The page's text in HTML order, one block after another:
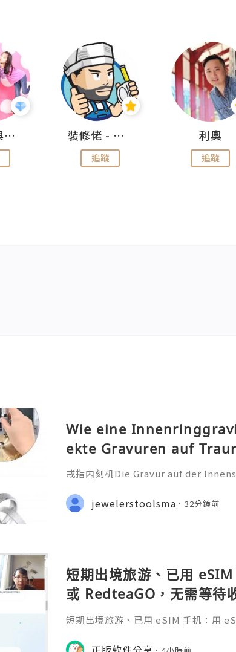
儍媽媽與兩隻小魔怪之家 裝修佬 - 香港一站式網上裝修平台
追蹤
利奧
追蹤
Wie eine
ekte Gravuren auf
戒指内刻机Die Gravur auf der
iche Botschaft, die oft ein Datum,
nderen Satz oder ein Symb
jewelerstoolsma 32分鐘前
短期出境旅游、已用
或 RedteaGO，无需等待
码 + 通话短信”（如打车
短期出境旅游、已用 eSIM 手机：用
络）：优先 RedteaGO（明确提供通